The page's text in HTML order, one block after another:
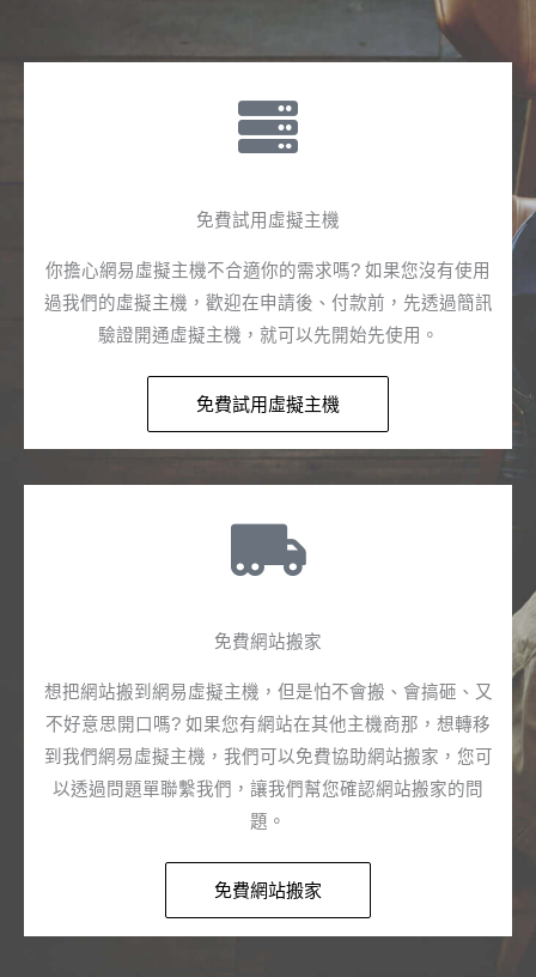
免費試用虛擬主機​
你擔心網易虛擬主機不合適你的需求嗎? 如果您沒有使用
過我們的虛擬主機，歡迎在申請後、付款前，先透過簡訊
驗證開通虛擬主機，就可以先開始先使用。
免費試用虛擬主機​​
免費網站搬家​
想把網站搬到網易虛擬主機，但是怕不會搬、會搞砸、又
不好意思開口嗎? 如果您有網站在其他主機商那，想轉移
到我們網易虛擬主機，我們可以免費協助網站搬家，您可
以透過問題單聯繫我們，讓我們幫您確認網站搬家的問
題。​
免費網站搬家​